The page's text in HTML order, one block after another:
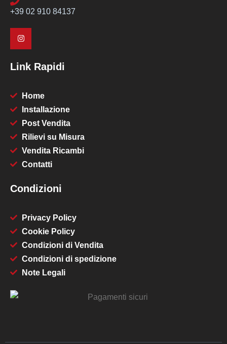
+39 02 910 84137
Link Rapidi
Home
Installazione
Post Vendita
Rilievi su Misura
Vendita Ricambi
Contatti
Condizioni
Privacy Policy
Cookie Policy
Condizioni di Vendita
Condizioni di spedizione
Note Legali